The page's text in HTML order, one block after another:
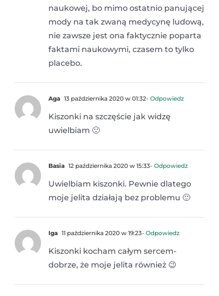
naukowej, bo mimo ostatnio panującej
mody na tak zwaną medycynę ludową,
nie zawsze jest ona faktycznie poparta
faktami naukowymi, czasem to tylko
placebo.
Aga 13 października 2020 w 01:32- Odpowiedz
Kiszonki na szczęście jak widzę
uwielbiam 🙂
Basia 12 października 2020 w 15:33- Odpowiedz
Uwielbiam kiszonki. Pewnie dlatego
moje jelita działają bez problemu 🙂
Iga 11 października 2020 w 19:23- Odpowiedz
Kiszonki kocham całym sercem-
dobrze, że moje jelita również 😉